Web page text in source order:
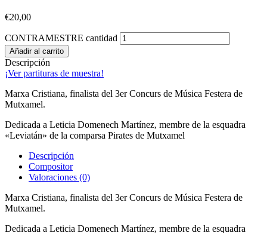
€20,00
CONTRAMESTRE cantidad
Añadir al carrito
Descripción
¡Ver partituras de muestra!
Marxa Cristiana, finalista del 3er Concurs de Música Festera de
Mutxamel.
Dedicada a Leticia Domenech Martínez, membre de la esquadra
«Leviatán» de la comparsa Pirates de Mutxamel
Descripción
Compositor
Valoraciones (0)
Marxa Cristiana, finalista del 3er Concurs de Música Festera de
Mutxamel.
Dedicada a Leticia Domenech Martínez, membre de la esquadra